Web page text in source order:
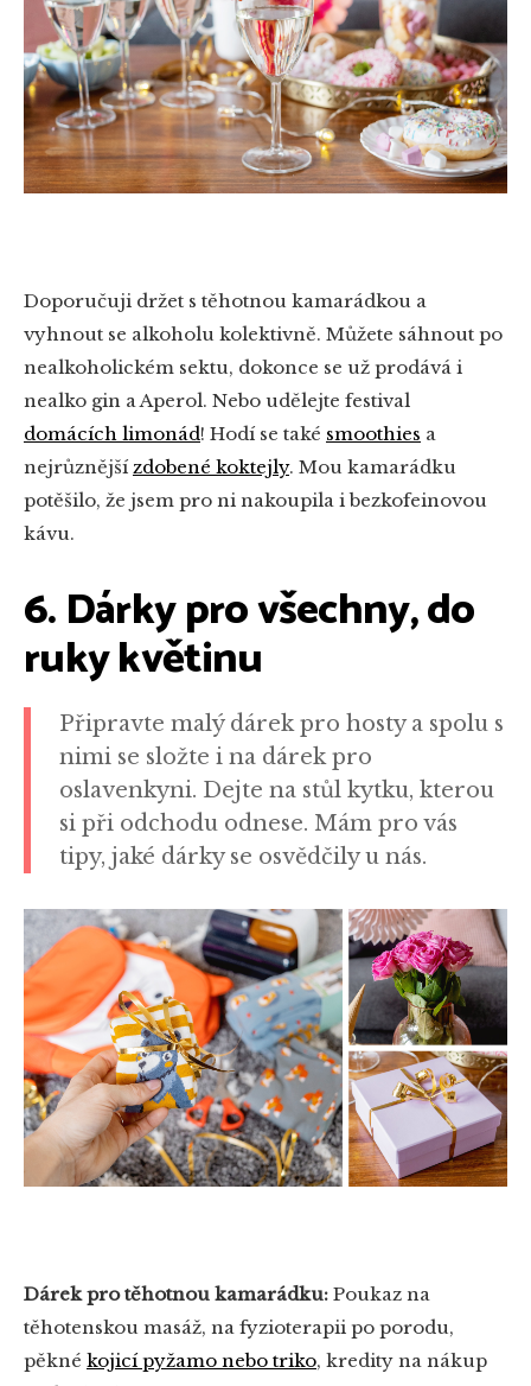
Doporučuji držet s těhotnou kamarádkou a
vyhnout se alkoholu kolektivně. Můžete sáhnout po
nealkoholickém sektu, dokonce se už prodává i
nealko gin a Aperol. Nebo udělejte festival
domácích limonád! Hodí se také smoothies a
nejrůznější zdobené koktejly. Mou kamarádku
potěšilo, že jsem pro ni nakoupila i bezkofeinovou
kávu.
6. Dárky pro všechny, do
ruky květinu
Připravte malý dárek pro hosty a spolu s
nimi se složte i na dárek pro
oslavenkyni. Dejte na stůl kytku, kterou
si při odchodu odnese. Mám pro vás
tipy, jaké dárky se osvědčily u nás.
Dárek pro těhotnou kamarádku: Poukaz na
těhotenskou masáž, na fyzioterapii po porodu,
pěkné kojicí pyžamo nebo triko, kredity na nákup